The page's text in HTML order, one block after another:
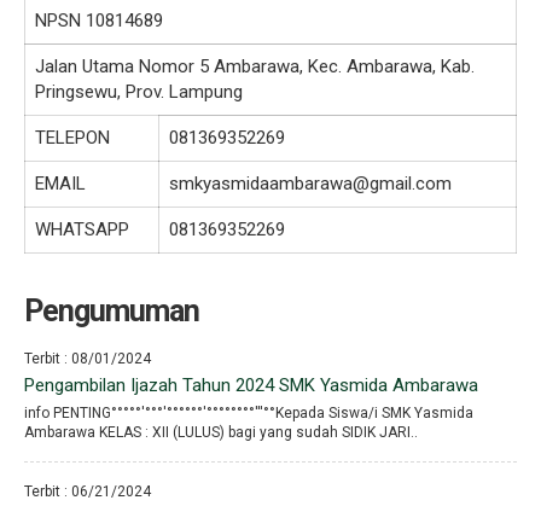
NPSN 10814689
Jalan Utama Nomor 5 Ambarawa, Kec. Ambarawa, Kab.
Pringsewu, Prov. Lampung
TELEPON 081369352269
EMAIL smkyasmidaambarawa@gmail.com
WHATSAPP 081369352269
Pengumuman
Terbit : 08/01/2024
Pengambilan Ijazah Tahun 2024 SMK Yasmida Ambarawa
info PENTING°°°°°′°°°′°°°°°°′°°°°°°°°′′′°°Kepada Siswa/i SMK Yasmida
Ambarawa KELAS : XII (LULUS) bagi yang sudah SIDIK JARI..
Terbit : 06/21/2024